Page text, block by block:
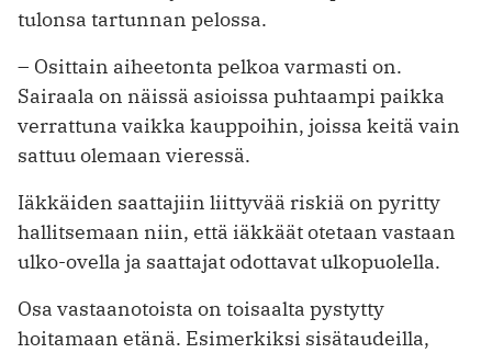
tulonsa tartunnan pelossa.
– Osittain aiheetonta pelkoa varmasti on.
Sairaala on näissä asioissa puhtaampi paikka
verrattuna vaikka kauppoihin, joissa keitä vain
sattuu olemaan vieressä.
Iäkkäiden saattajiin liittyvää riskiä on pyritty
hallitsemaan niin, että iäkkäät otetaan vastaan
ulko-ovella ja saattajat odottavat ulkopuolella.
Osa vastaanotoista on toisaalta pystytty
hoitamaan etänä. Esimerkiksi sisätaudeilla,